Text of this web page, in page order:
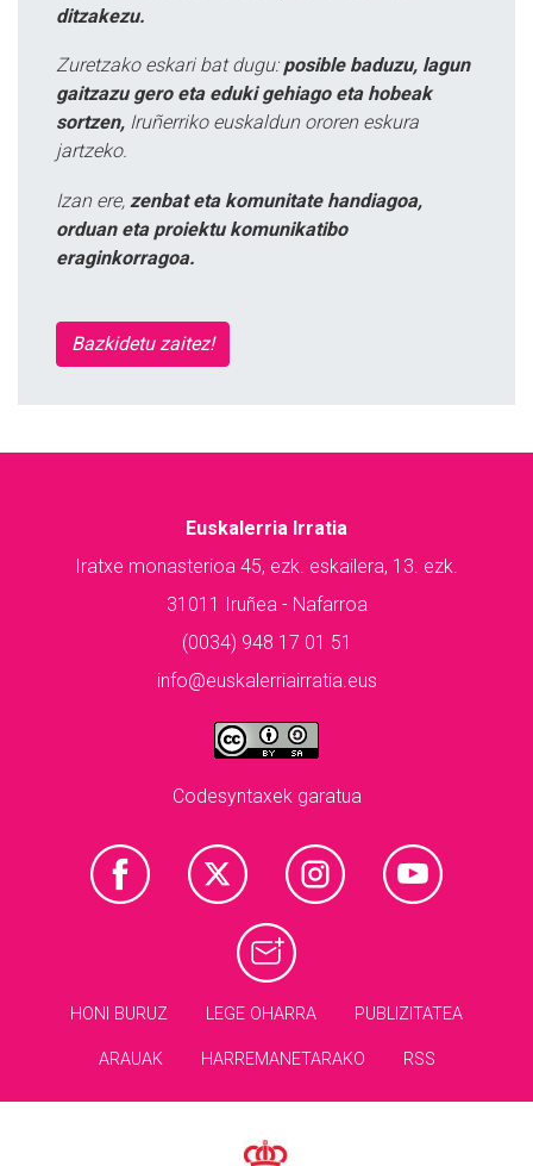
ditzakezu.
Zuretzako eskari bat dugu: posible baduzu, lagun
gaitzazu gero eta eduki gehiago eta hobeak
sortzen, Iruñerriko euskaldun ororen eskura
jartzeko.
Izan ere, zenbat eta komunitate handiagoa,
orduan eta proiektu komunikatibo
eraginkorragoa.
Bazkidetu zaitez!
Euskalerria Irratia
Iratxe monasterioa 45, ezk. eskailera, 13. ezk.
31011 Iruñea - Nafarroa
(0034) 948 17 01 51
info@euskalerriairratia.eus
Codesyntaxek garatua
HONI BURUZ LEGE OHARRA PUBLIZITATEA
ARAUAK HARREMANETARAKO RSS